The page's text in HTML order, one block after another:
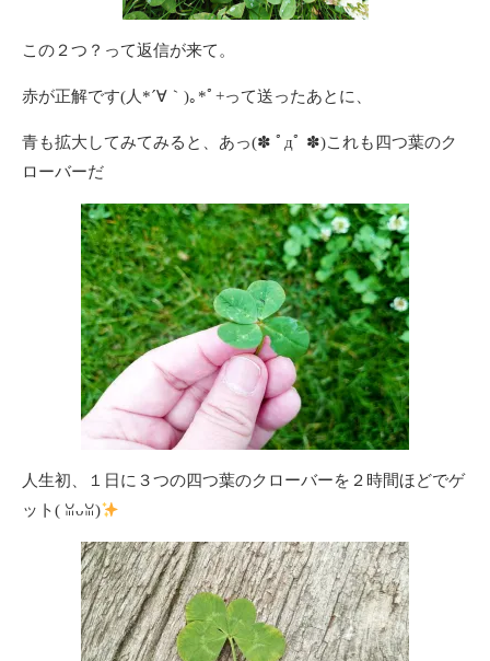
この２つ？って返信が来て。
赤が正解です(人*´∀｀)｡*ﾟ+って送ったあとに、
青も拡大してみてみると、あっ(✽ ﾟдﾟ ✽)これも四つ葉のク
ローバーだ
人生初、１日に３つの四つ葉のクローバーを２時間ほどでゲ
ット( ꈍᴗꈍ)